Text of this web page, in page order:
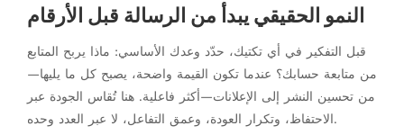
النمو الحقيقي يبدأ من الرسالة قبل الأرقام
قبل التفكير في أي تكتيك، حدّد وعدك الأساسي: ماذا يربح المتابع
من متابعة حسابك؟ عندما تكون القيمة واضحة، يصبح كل ما يليها—
من تحسين النشر إلى الإعلانات—أكثر فاعلية. هنا تُقاس الجودة عبر
الاحتفاظ، وتكرار العودة، وعمق التفاعل، لا عبر العدد وحده.